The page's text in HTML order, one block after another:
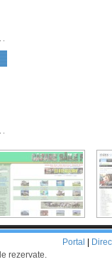
rezervate.
Portal